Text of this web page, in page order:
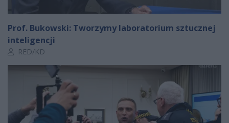
Prof. Bukowski: Tworzymy laboratorium sztucznej
inteligencji
Autor artykułu:
RED/KD